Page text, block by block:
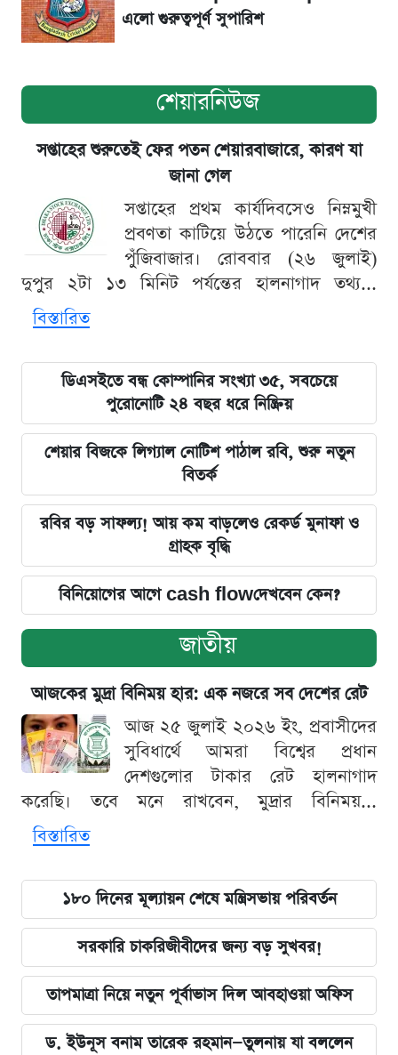
এলো গুরুত্বপূর্ণ সুপারিশ
শেয়ারনিউজ
সপ্তাহের শুরুতেই ফের পতন শেয়ারবাজারে, কারণ যা
জানা গেল
সপ্তাহের প্রথম কার্যদিবসেও নিম্নমুখী
প্রবণতা কাটিয়ে উঠতে পারেনি দেশের
পুঁজিবাজার। রোববার (২৬ জুলাই)
দুপুর ২টা ১৩ মিনিট পর্যন্তের হালনাগাদ তথ্য...
বিস্তারিত
ডিএসইতে বন্ধ কোম্পানির সংখ্যা ৩৫, সবচেয়ে
পুরোনোটি ২৪ বছর ধরে নিষ্ক্রিয়
শেয়ার বিজকে লিগ্যাল নোটিশ পাঠাল রবি, শুরু নতুন
বিতর্ক
রবির বড় সাফল্য! আয় কম বাড়লেও রেকর্ড মুনাফা ও
গ্রাহক বৃদ্ধি
বিনিয়োগের আগে cash flowদেখবেন কেন?
জাতীয়
আজকের মুদ্রা বিনিময় হার: এক নজরে সব দেশের রেট
আজ ২৫ জুলাই ২০২৬ ইং, প্রবাসীদের
সুবিধার্থে আমরা বিশ্বের প্রধান
দেশগুলোর টাকার রেট হালনাগাদ
করেছি। তবে মনে রাখবেন, মুদ্রার বিনিময়...
বিস্তারিত
১৮০ দিনের মূল্যায়ন শেষে মন্ত্রিসভায় পরিবর্তন
সরকারি চাকরিজীবীদের জন্য বড় সুখবর!
তাপমাত্রা নিয়ে নতুন পূর্বাভাস দিল আবহাওয়া অফিস
ড. ইউনূস বনাম তারেক রহমান—তুলনায় যা বললেন